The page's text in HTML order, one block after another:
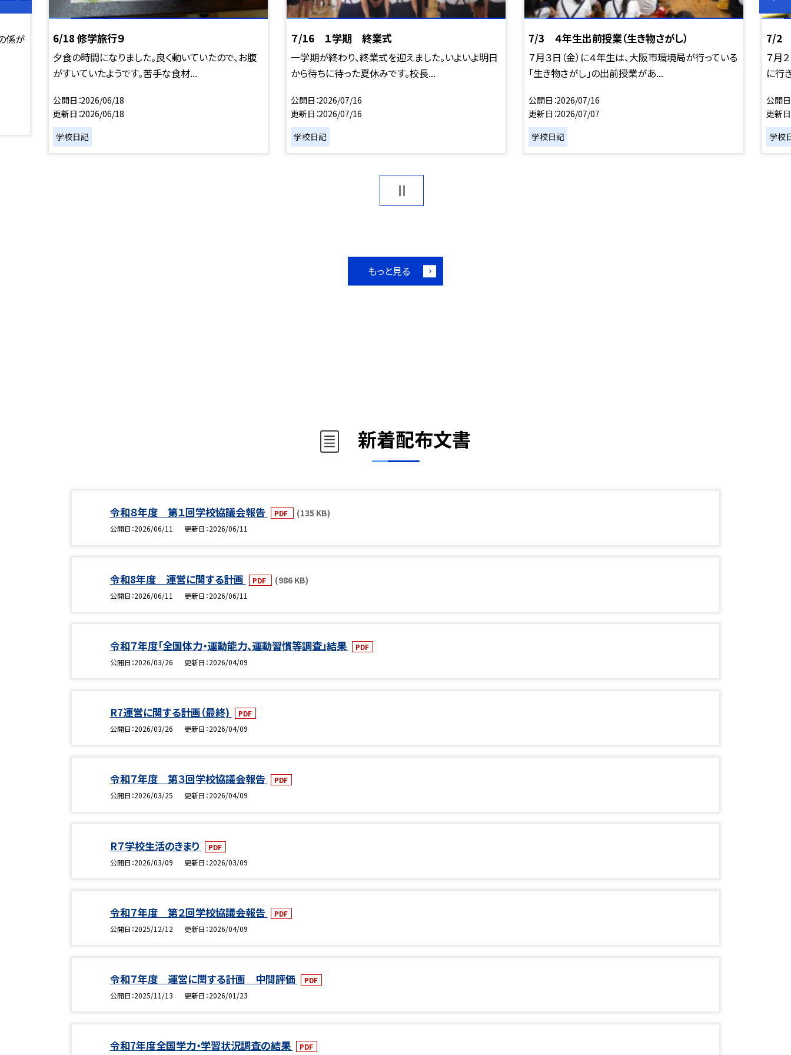
係が 6/18 修学旅行９
夕食の時間になりました。良く動いていたので、お腹
がすいていたようです。苦手な食材...
公開日 2026/06/18
更新日 2026/06/18
学校日記
７/16 １学期 終業式
一学期が終わり、終業式を迎えました。いよいよ明日
から待ちに待った夏休みです。校長...
公開日 2026/07/16
更新日 2026/07/16
学校日記
7/3 ４年生出前授業（生き物さがし）
７月３日（金）に４年生は、大阪市環境局が行っている
「生き物さがし」の出前授業があ...
公開日 2026/07/16
更新日 2026/07/07
学校日記
7/2
７月
に行
公開日
更新日
学校
もっと見る
新着配布文書
令和８年度 第１回学校協議会報告 PDF (135 KB)
公開日 2026/06/11 更新日 2026/06/11
令和8年度 運営に関する計画 PDF (986 KB)
公開日 2026/06/11 更新日 2026/06/11
令和７年度「全国体力・運動能力、運動習慣等調査」結果
PDF
公開日 2026/03/26 更新日 2026/04/09
R7運営に関する計画（最終)
PDF
公開日 2026/03/26 更新日 2026/04/09
令和７年度 第３回学校協議会報告
PDF
公開日 2026/03/25 更新日 2026/04/09
R７学校生活のきまり
PDF
公開日 2026/03/09 更新日 2026/03/09
令和７年度 第２回学校協議会報告
PDF
公開日 2025/12/12 更新日 2026/04/09
令和７年度 運営に関する計画 中間評価
PDF
公開日 2025/11/13 更新日 2026/01/23
令和7年度全国学力・学習状況調査の結果
PDF